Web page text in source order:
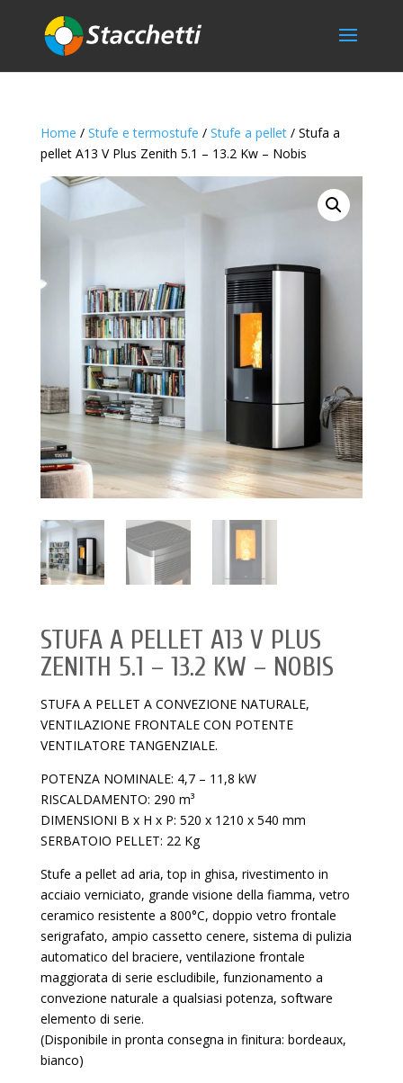
Home / Stufe e termostufe / Stufe a pellet/ Stufa a
pellet A13 V Plus Zenith 5.1 – 13.2 Kw – Nobis
STUFA A PELLET A13 V PLUS
ZENITH 5.1 – 13.2 KW – NOBIS
STUFA A PELLET A CONVEZIONE NATURALE,
VENTILAZIONE FRONTALE CON POTENTE
VENTILATORE TANGENZIALE.
POTENZA NOMINALE: 4,7 – 11,8 kW
RISCALDAMENTO: 290 m³
DIMENSIONI B x H x P: 520 x 1210 x 540 mm
SERBATOIO PELLET: 22 Kg
Stufe a pellet ad aria, top in ghisa, rivestimento in
acciaio verniciato, grande visione della fiamma, vetro
ceramico resistente a 800°C, doppio vetro frontale
serigrafato, ampio cassetto cenere, sistema di pulizia
automatico del braciere, ventilazione frontale
maggiorata di serie escludibile, funzionamento a
convezione naturale a qualsiasi potenza, software
elemento di serie.
(Disponibile in pronta consegna in finitura: bordeaux,
bianco)